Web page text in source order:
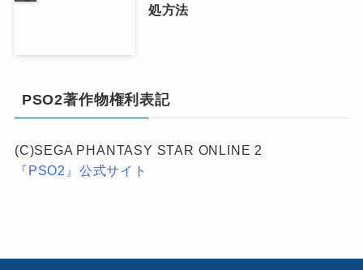
処方法
PSO2著作物権利表記
(C)SEGA PHANTASY STAR ONLINE 2
『PSO2』公式サイト